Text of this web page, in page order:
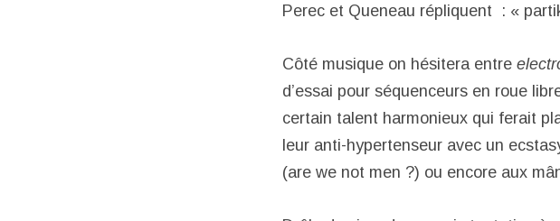
Perec et Queneau répliquent : «
Côté musique on hésitera entre
d’essai pour séquenceurs en roue
certain talent harmonieux qui ferait
leur anti-hypertenseur avec un
(are we not men ?) ou encore aux